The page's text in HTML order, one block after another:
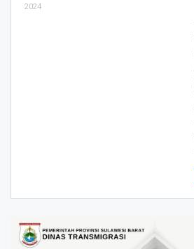
2024